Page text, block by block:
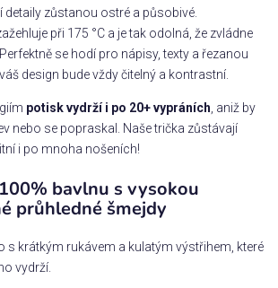
detaily zůstanou ostré a působivé.
při 175 °C a je tak odolná, že zvládne
se hodí pro nápisy, texty a řezanou
design bude vždy čitelný a kontrastní.
potisk vydrží i po 20+ vypráních , aniž by
nebo se popraskal. Naše trička zůstávají
i po mnoha nošeních!
bavlnu s vysokou
průhledné šmejdy
s krátkým rukávem a kulatým výstřihem, které
vydrží.